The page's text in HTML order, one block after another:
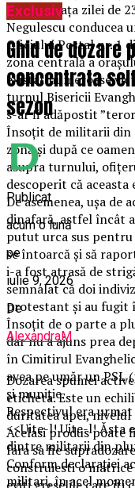
În dimineața zilei de
Negulescu conducea
Oficiului Poștal nr. 1
zona centrală a
existat numeroase
turnul Bisericii
s-ar fi adăpostit
Însoțit de militarii din
zonă și după ce
asupra turnului,
descoperit că aceasta
De asemenea, ușa de
dinafară, astfel încât
putut urca sus pentru
se întoarcă și să
i-a fost atrasă de
semnalat că doi
protestant și au fugit
Însoțit de o parte a
dar nu a ajuns prea
în Cimitirul
avea pe umăr un PSL
și muniție.
Respectivul era
<<Uite-l! Uite-l! Ăsta
dintre militarii din
Conform declarației
militari, în acel
Exclusiv
Ghid de dozare
concentrata
sezon
Publicat
acum o lună
pe
iulie 9, 2026
De
AlexandraM
Dozarea spumei
eticheta. Este un
duritatea apei,
Acelasi produs poate
fara sa fie
construiesti o
eviti greselile care iti